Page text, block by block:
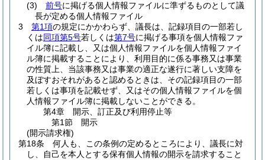
(3)
前号に掲げる個人情報ファイルに準ずるものとして議
長が定める個人情報ファイル
3
第1項の規定にかかわらず、議長は、記録項目の一部若し
くは同項第5号若しくは第7号に掲げる事項を個人情報ファ
イル簿に記載し、又は個人情報ファイルを個人情報ファイ
ル簿に掲載することにより、利用目的に係る事務又は事業
の性質上、当該事務又は事業の適正な遂行に著しい支障を
及ぼすおそれがあると認めるときは、その記録項目の一部
若しくは事項を記載せず、又はその個人情報ファイルを個
人情報ファイル簿に掲載しないことができる。
第4章
開示、訂正及び利用停止等
第1節
開示
(開示請求権)
第18条
何人も、この条例の定めるところにより、議長に対
し、自己を本人とする保有個人情報の開示を請求すること